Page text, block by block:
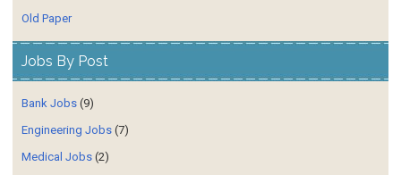
Old Paper
Jobs By Post
Bank Jobs (9)
Engineering Jobs (7)
Medical Jobs (2)